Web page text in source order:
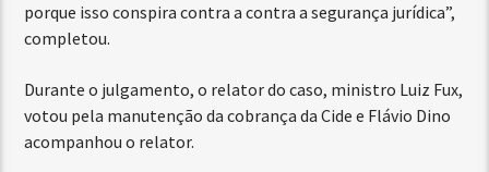
porque isso conspira contra a contra a segurança jurídica”,
completou.
Durante o julgamento, o relator do caso, ministro Luiz Fux,
votou pela manutenção da cobrança da Cide e Flávio Dino
acompanhou o relator.